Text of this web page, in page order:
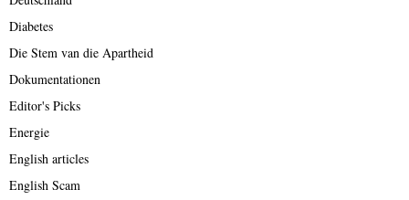
Diabetes
Die Stem van die Apartheid
Dokumentationen
Editor's Picks
Energie
English articles
English Scam